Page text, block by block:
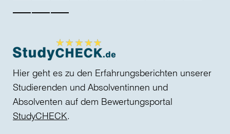
Hier geht es zu den Erfahrungsberichten unserer
Studierenden und Absolventinnen und
Absolventen auf dem Bewertungsportal
StudyCHECK.